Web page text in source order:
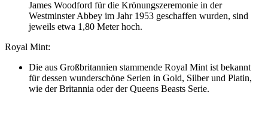
James Woodford für die Krönungszeremonie in der
Westminster Abbey im Jahr 1953 geschaffen wurden, sind
jeweils etwa 1,80 Meter hoch.
Royal Mint:
Die aus Großbritannien stammende Royal Mint ist bekannt
für dessen wunderschöne Serien in Gold, Silber und Platin,
wie der Britannia oder der Queens Beasts Serie.